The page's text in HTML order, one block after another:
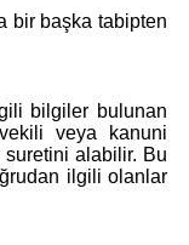
bir başka tabipten
bilgiler bulunan
veya kanuni
suretini alabilir. Bu
ilgili olanlar